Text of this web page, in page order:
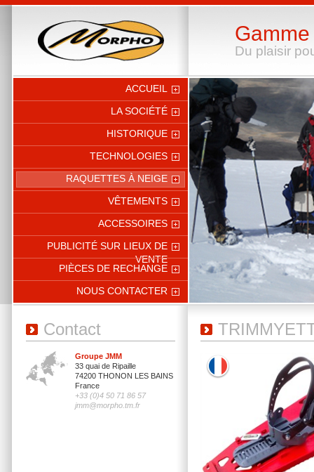
Du plaisir
ACCUEIL
LA SOCIÉTÉ
HISTORIQUE
TECHNOLOGIES
RAQUETTES À NEIGE
VÊTEMENTS
ACCESSOIRES
PUBLICITÉ SUR LIEUX DE
VENTE
PIÈCES DE RECHANGE
NOUS CONTACTER
Contact
Groupe JMM
33 quai de Ripaille
74200 THONON LES BAINS
France
+33 (0)4 50 71 86 57
jmm@morpho.tm.fr